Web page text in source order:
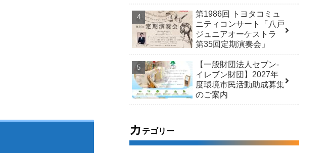
第1986回 トヨタコミュ
ニティコンサート「八戸
ジュニアオーケストラ
第35回定期演奏会」
【一般財団法人セブン-
イレブン財団】2027年
度環境市民活動助成募集
のご案内
カ テゴリー